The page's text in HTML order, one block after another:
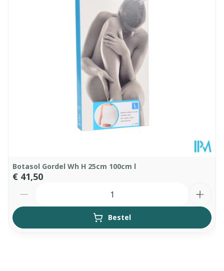
Stuk
Kamertemperatuur (15°C -
25°C)
Botasol Gordel Wh H 25cm 100cm l
€ 41,50
Bestel